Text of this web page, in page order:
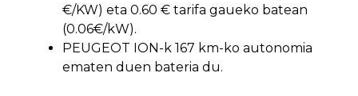
€/KW) eta 0.60 € tarifa gaueko batean
(0.06€/kW).
PEUGEOT ION-k 167 km-ko autonomia
ematen duen bateria du.